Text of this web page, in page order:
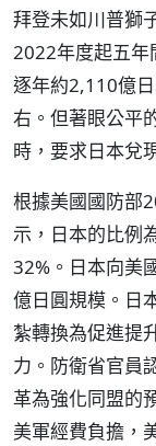
拜登未如川普獅
2022年度起五年
逐年約2,110億
右。但著眼公平
時，要求日本兌
根據美國國防部
示，日本的比例
32%。日本向美
億日圓規模。日
紮轉換為促進提
力。防衛省官員
革為強化同盟的
美軍經費負擔，